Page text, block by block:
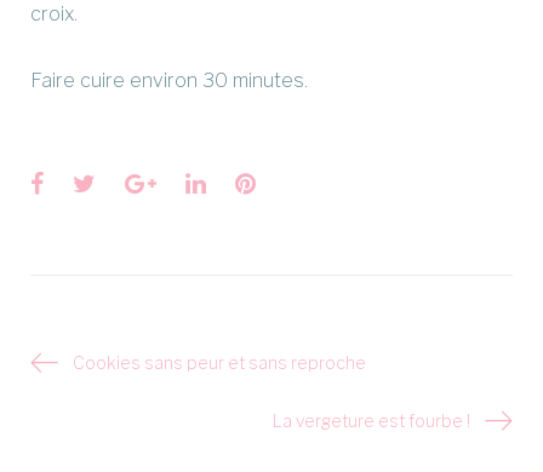
croix.
Faire cuire environ 30 minutes.
Facebook
TwitterGoogle+
LinkedInPinterest
NavigationCookies sans peur et sans reproche
La vergeture est fourbe !